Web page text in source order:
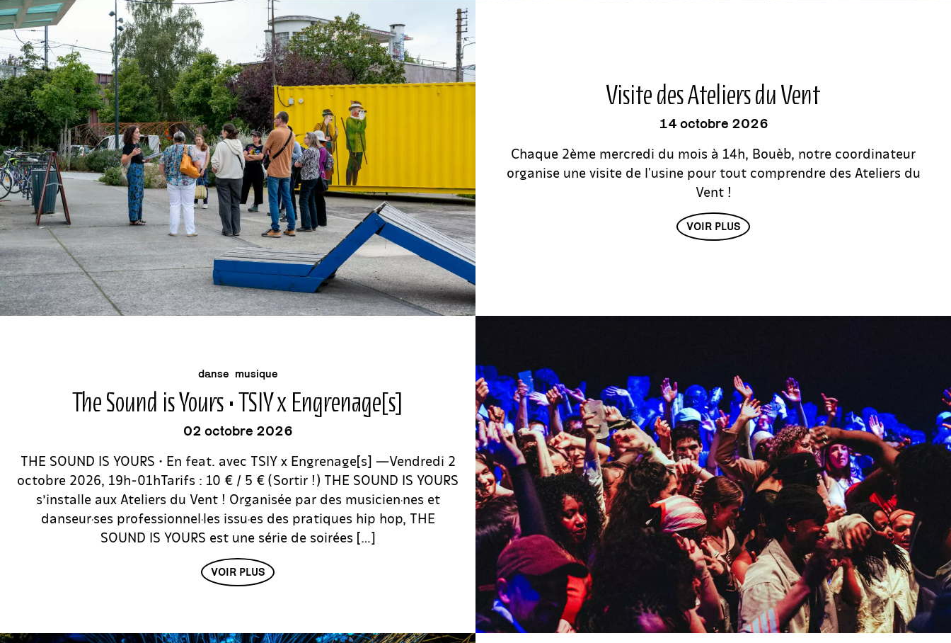
événement
Visite des Ateliers du Vent
14 octobre 2026
Chaque 2ème mercredi du mois à 14h, Bouèb, notre coordinateur
organise une visite de l'usine pour tout comprendre des Ateliers du
Vent !
VOIR PLUS
danse événement
musique
The Sound is Yours • TSIY x Engrenage[s]
02 octobre 2026
THE SOUND IS YOURS • En feat. avec TSIY x Engrenage[s] —Vendredi 2
octobre 2026, 19h-01hTarifs : 10 € / 5 € (Sortir !) THE SOUND IS YOURS
s’installe aux Ateliers du Vent ! Organisée par des musicien·nes et
danseur·ses professionnel·les issu·es des pratiques hip hop, THE
SOUND IS YOURS est une série de soirées […]
VOIR PLUS